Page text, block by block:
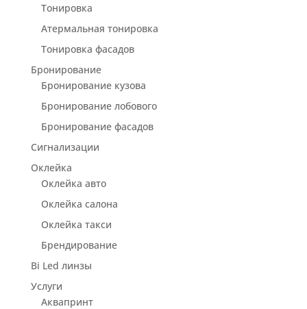
Тонировка
Атермальная тонировка
Тонировка фасадов
Бронирование
Бронирование кузова
Бронирование лобового
Бронирование фасадов
Сигнализации
Оклейка
Оклейка авто
Оклейка салона
Оклейка такси
Брендирование
Bi Led линзы
Услуги
Аквапринт